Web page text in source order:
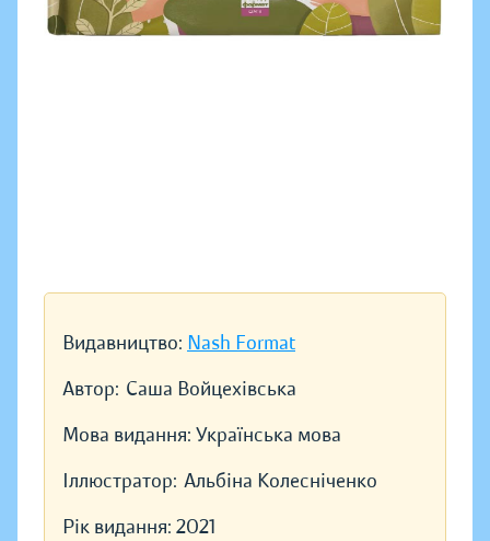
Видавництво: Nash Format
Автор: Саша Войцехівська
Мова видання: Українська мова
Іллюстратор: Альбіна Колесніченко
Рік видання: 2021